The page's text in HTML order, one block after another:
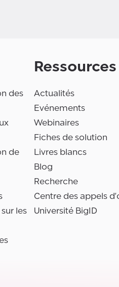
des
de
les
Ressources
Actualités
Evénements
Webinaires
Fiches de solution
Livres blancs
Blog
Recherche
Centre des appels
Université BigID